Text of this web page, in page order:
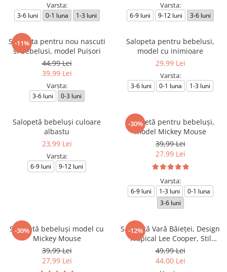
Varsta:
3-6 luni 0-1 luna 1-3 luni
Varsta:
6-9 luni 9-12 luni 3-6 luni
-11%
Salopeta pentru nou nascuti
si bebelusi, model Puisori
44,99 Lei
39,99 Lei
Varsta:
3-6 luni 0-3 luni
Salopeta pentru bebelusi,
model cu inimioare
29,99 Lei
Varsta:
3-6 luni 0-1 luna 1-3 luni
Salopetă bebeluși culoare
albastu
23,99 Lei
Varsta:
6-9 luni 9-12 luni
-30%
Salopetă pentru bebeluși,
model Mickey Mouse
39,99 Lei
27,99 Lei
Varsta:
6-9 luni 1-3 luni
0-1 luna
3-6 luni
-30%
Salopetă bebeluși model cu
Mickey Mouse
39,99 Lei
27,99 Lei
-12%
Salopetă Vară Băieței, Design
Tropical Lee Cooper, Stil
Sportiv
49,99 Lei
44,00 Lei